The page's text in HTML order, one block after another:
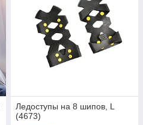
Ледоступы на 8 шипов, L
(4673)